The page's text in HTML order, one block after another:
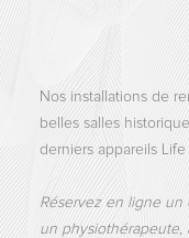
Nos installations de
belles salles
derniers appareils Life
Réservez en ligne un
un physiothérapeute,